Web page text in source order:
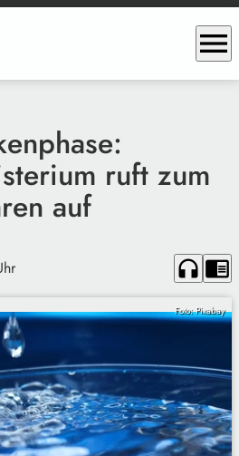
menu
ruft zum
auf
headphones chrome_reader_mode
Foto: Pixabay